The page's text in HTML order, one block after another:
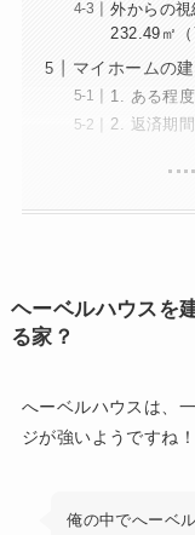
外からの
232.49㎡（
マイホームの
1. ある程
2. 返済期
ヘーベルハウスを
る家？
へーベルハウスは、
ジが強いようですね！
俺の中でへーベ